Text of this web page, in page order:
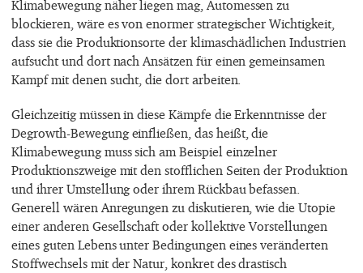
Klimabewegung näher liegen mag, Automessen zu
blockieren, wäre es von enormer strategischer Wichtigkeit,
dass sie die Produktionsorte der klimaschädlichen Industrien
aufsucht und dort nach Ansätzen für einen gemeinsamen
Kampf mit denen sucht, die dort arbeiten.
Gleichzeitig müssen in diese Kämpfe die Erkenntnisse der
Degrowth-Bewegung einfließen, das heißt, die
Klimabewegung muss sich am Beispiel einzelner
Produktionszweige mit den stofflichen Seiten der Produktion
und ihrer Umstellung oder ihrem Rückbau befassen.
Generell wären Anregungen zu diskutieren, wie die Utopie
einer anderen Gesellschaft oder kollektive Vorstellungen
eines guten Lebens unter Bedingungen eines veränderten
Stoffwechsels mit der Natur, konkret des drastisch